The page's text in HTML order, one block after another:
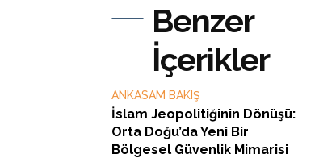
Benzer
İçerikler
ANKASAM BAKIŞ
İslam Jeopolitiğinin Dönüşü:
Orta Doğu’da Yeni Bir
Bölgesel Güvenlik Mimarisi